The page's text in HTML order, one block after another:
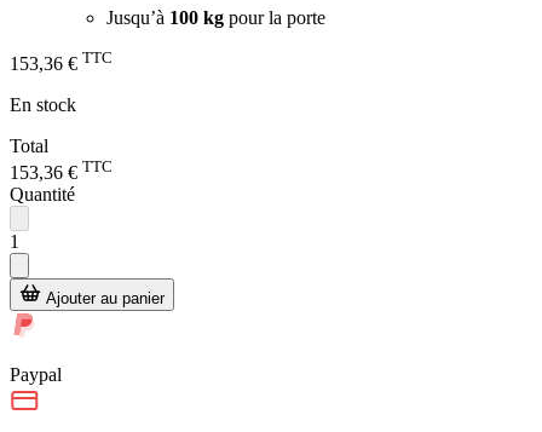
Jusqu’à 100 kg pour la porte
153,36 € TTC
En stock
Total
153,36 € TTC
Quantité
1
Ajouter au panier
Paypal